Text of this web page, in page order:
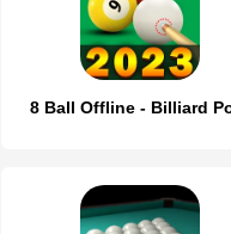
8 Ball Offline - Billiard